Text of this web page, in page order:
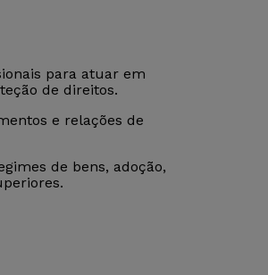
para atuar em
de direitos.
e relações de
de bens, adoção,